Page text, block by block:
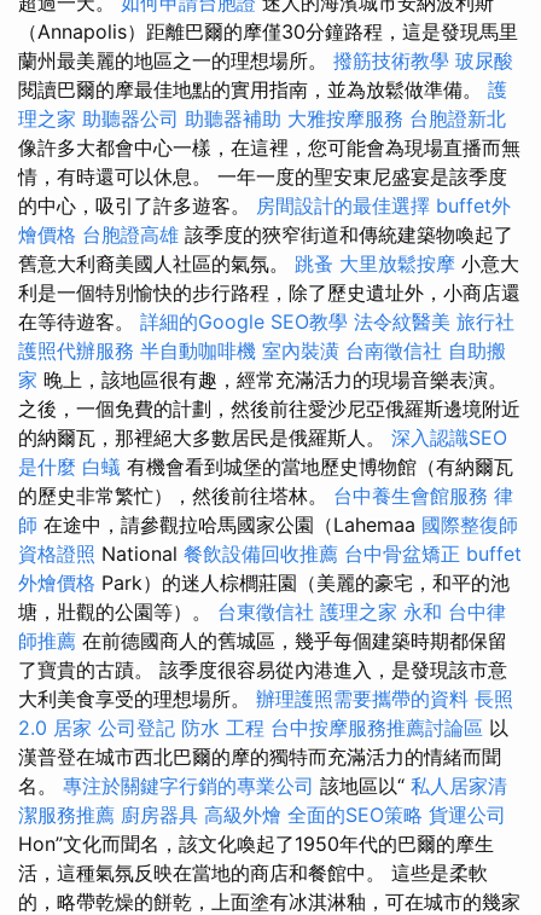
（Annapolis）距離巴爾的摩僅30分鐘路程，這是發現馬里
蘭州最美麗的地區之一的理想場所。 撥筋技術教學 玻尿酸
閱讀巴爾的摩最佳地點的實用指南，並為放鬆做準備。 護
理之家 助聽器公司 助聽器補助 大雅按摩服務 台胞證新北
像許多大都會中心一樣，在這裡，您可能會為現場直播而無
情，有時還可以休息。 一年一度的聖安東尼盛宴是該季度
的中心，吸引了許多遊客。 房間設計的最佳選擇 buffet外
燴價格 台胞證高雄 該季度的狹窄街道和傳統建築物喚起了
舊意大利裔美國人社區的氣氛。 跳蚤 大里放鬆按摩 小意大
利是一個特別愉快的步行路程，除了歷史遺址外，小商店還
在等待遊客。 詳細的Google SEO教學 法令紋醫美 旅行社
護照代辦服務 半自動咖啡機 室內裝潢 台南徵信社 自助搬
家 晚上，該地區很有趣，經常充滿活力的現場音樂表演。
之後，一個免費的計劃，然後前往愛沙尼亞俄羅斯邊境附近
的納爾瓦，那裡絕大多數居民是俄羅斯人。 深入認識SEO
是什麼 白蟻 有機會看到城堡的當地歷史博物館（有納爾瓦
的歷史非常繁忙），然後前往塔林。 台中養生會館服務 律
師 在途中，請參觀拉哈馬國家公園（Lahemaa 國際整復師
資格證照 National 餐飲設備回收推薦 台中骨盆矯正 buffet
外燴價格 Park）的迷人棕櫚莊園（美麗的豪宅，和平的池
塘，壯觀的公園等）。 台東徵信社 護理之家 永和 台中律
師推薦 在前德國商人的舊城區，幾乎每個建築時期都保留
了寶貴的古蹟。 該季度很容易從內港進入，是發現該市意
大利美食享受的理想場所。 辦理護照需要攜帶的資料 長照
2.0 居家 公司登記 防水 工程 台中按摩服務推薦討論區 以
漢普登在城市西北巴爾的摩的獨特而充滿活力的情緒而聞
名。 專注於關鍵字行銷的專業公司 該地區以“ 私人居家清
潔服務推薦 廚房器具 高級外燴 全面的SEO策略 貨運公司
Hon”文化而聞名，該文化喚起了1950年代的巴爾的摩生
活，這種氣氛反映在當地的商店和餐館中。 這些是柔軟
的，略帶乾燥的餅乾，上面塗有冰淇淋釉，可在城市的幾家